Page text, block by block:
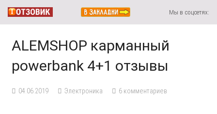
Мы в соцсетях:
ALEMSHOP карманный
powerbank 4+1 отзывы
04.06.2019 Электроника 6 комментариев